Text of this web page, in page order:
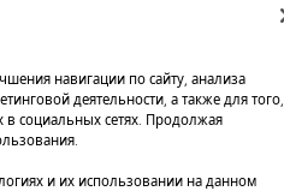
навигации по сайту, анализа
деятельности, а также для того,
в социальных сетях. Продолжая
и их использовании на данном